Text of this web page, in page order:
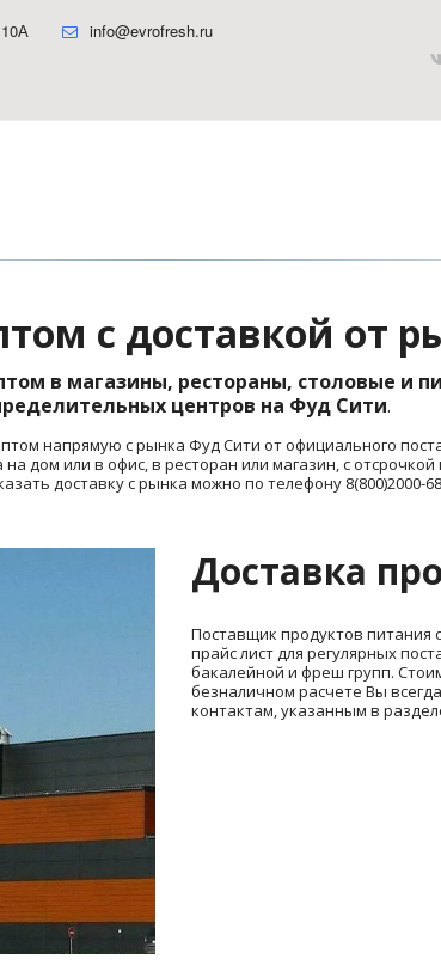
info@evrofresh.ru
с доставкой от
в магазины, рестораны, столовые и
центров на Фуд Сити.
напрямую с рынка Фуд Сити от официального
дом или в офис, в ресторан или магазин, с
доставку с рынка можно по телефону 8(800)2000-
Доставка
Поставщик продуктов питания
прайс лист для регулярных
бакалейной и фреш групп.
безналичном расчете Вы
контактам, указанным в